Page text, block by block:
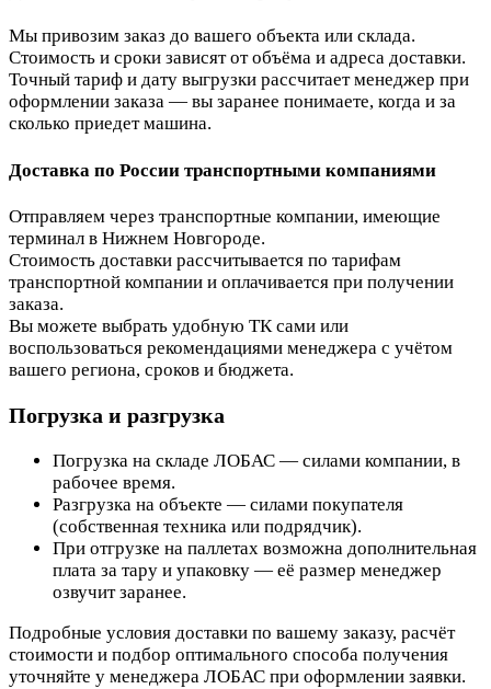
Мы привозим заказ до вашего объекта или склада.
Стоимость и сроки зависят от объёма и адреса доставки.
Точный тариф и дату выгрузки рассчитает менеджер при
оформлении заказа — вы заранее понимаете, когда и за
сколько приедет машина.
Доставка по России транспортными компаниями
Отправляем через транспортные компании, имеющие
терминал в Нижнем Новгороде.
Стоимость доставки рассчитывается по тарифам
транспортной компании и оплачивается при получении
заказа.
Вы можете выбрать удобную ТК сами или
воспользоваться рекомендациями менеджера с учётом
вашего региона, сроков и бюджета.
Погрузка и разгрузка
Погрузка на складе ЛОБАС — силами компании, в
рабочее время.
Разгрузка на объекте — силами покупателя
(собственная техника или подрядчик).
При отгрузке на паллетах возможна дополнительная
плата за тару и упаковку — её размер менеджер
озвучит заранее.
Подробные условия доставки по вашему заказу, расчёт
стоимости и подбор оптимального способа получения
уточняйте у менеджера ЛОБАС при оформлении заявки.